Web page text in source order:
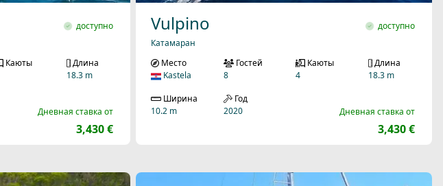
доступно
Дневная ставка от
3,430 €
Каюты
Длина
18.3 m
Vulpino
Катамаран
доступно
Дневная ставка от
3,430 €
Место
Kastela
Гостей
8
Каюты
4
Длина
18.3 m
Ширина
10.2 m
Год
2020